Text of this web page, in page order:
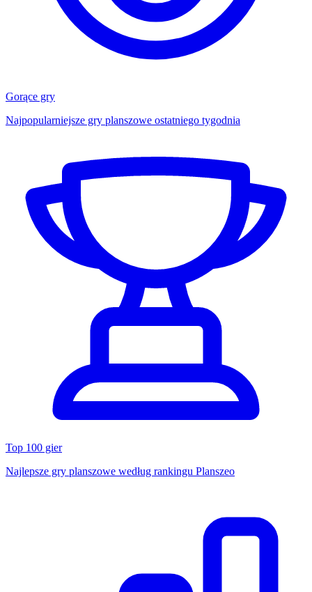
Gorące gry
Najpopularniejsze gry planszowe ostatniego tygodnia
Top 100 gier
Najlepsze gry planszowe według rankingu Planszeo